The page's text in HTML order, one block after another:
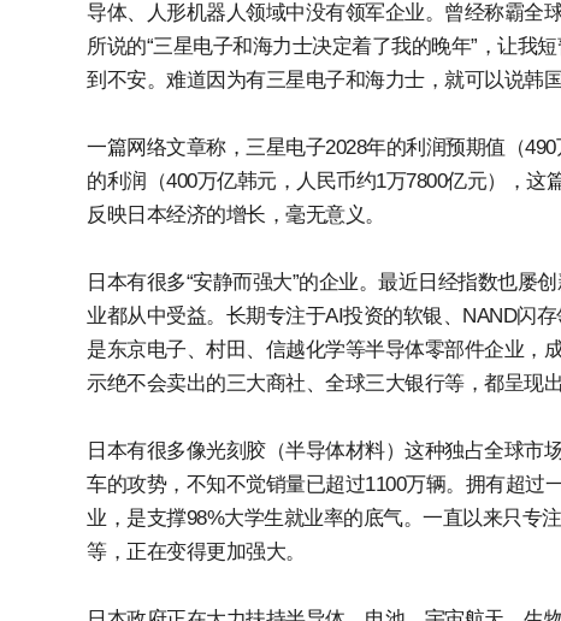
导体、人形机器人领域中没有领军企业。曾经称霸全
所说的“三星电子和海力士决定着了我的晚年”，让我
到不安。难道因为有三星电子和海力士，就可以说韩
一篇网络文章称，三星电子2028年的利润预期值（
的利润（400万亿韩元，人民币约1万7800亿元），
反映日本经济的增长，毫无意义。
日本有很多“安静而强大”的企业。最近日经指数也屡
业都从中受益。长期专注于AI投资的软银、NAND闪
是东京电子、村田、信越化学等半导体零部件企业，
示绝不会卖出的三大商社、全球三大银行等，都呈现出
日本有很多像光刻胶（半导体材料）这种独占全球市
车的攻势，不知不觉销量已超过1100万辆。拥有超过
业，是支撑98%大学生就业率的底气。一直以来只专
等，正在变得更加强大。